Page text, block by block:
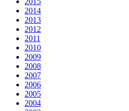
2014
2013
2012
2011
2010
2009
2008
2007
2006
2005
2004